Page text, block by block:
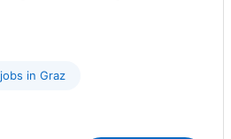
jobs in Graz